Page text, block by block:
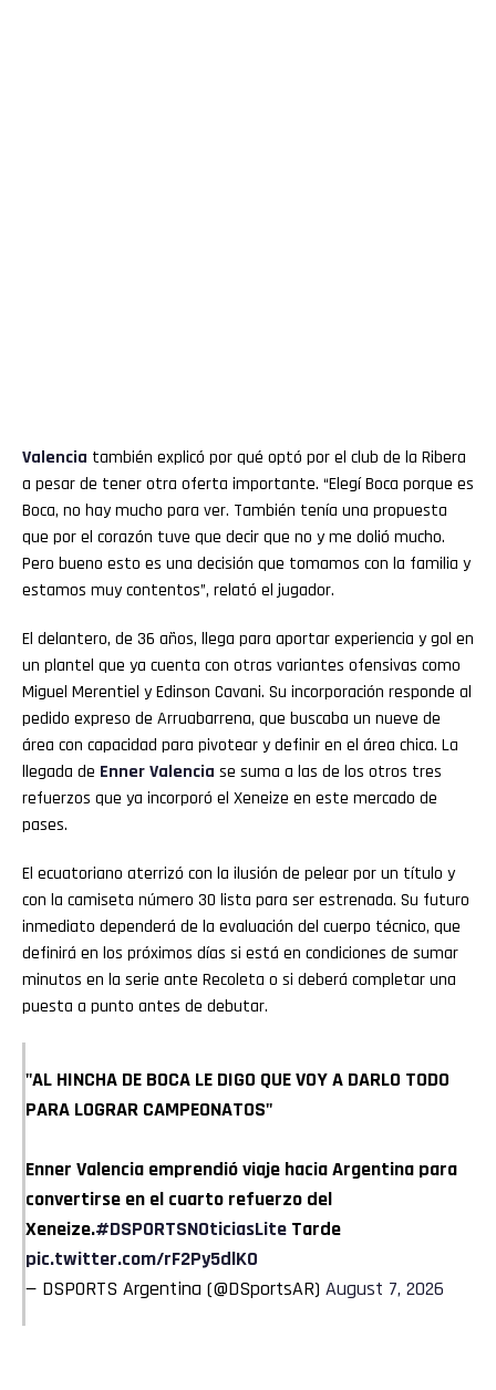
Valencia también explicó por qué optó por el club de la Ribera
a pesar de tener otra oferta importante. “Elegí Boca porque es
Boca, no hay mucho para ver. También tenía una propuesta
que por el corazón tuve que decir que no y me dolió mucho.
Pero bueno esto es una decisión que tomamos con la familia y
estamos muy contentos”, relató el jugador.
El delantero, de 36 años, llega para aportar experiencia y gol en
un plantel que ya cuenta con otras variantes ofensivas como
Miguel Merentiel y Edinson Cavani. Su incorporación responde al
pedido expreso de Arruabarrena, que buscaba un nueve de
área con capacidad para pivotear y definir en el área chica. La
llegada de EnnerValencia se suma a las de los otros tres
refuerzos que ya incorporó el Xeneize en este mercado de
pases.
El ecuatoriano aterrizó con la ilusión de pelear por un título y
con la camiseta número 30 lista para ser estrenada. Su futuro
inmediato dependerá de la evaluación del cuerpo técnico, que
definirá en los próximos días si está en condiciones de sumar
minutos en la serie ante Recoleta o si deberá completar una
puesta a punto antes de debutar.
"AL HINCHA DE BOCA LE DIGO QUE VOY A DARLO TODO
PARA LOGRAR CAMPEONATOS"
Enner Valencia emprendió viaje hacia Argentina para
convertirse en el cuarto refuerzo del
Xeneize.#DSPORTSNOticiasLite Tarde
pic.twitter.com/rF2Py5dlK0
— DSPORTS Argentina (@DSportsAR) August 7, 2026